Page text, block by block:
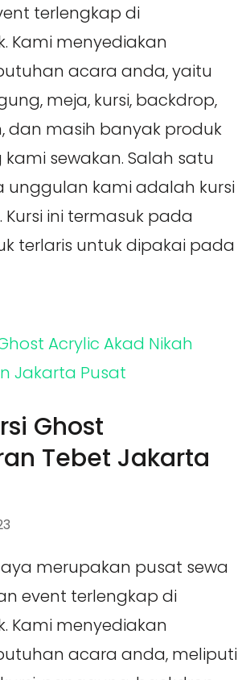
terlengkap di
Kami menyediakan
acara anda, yaitu
meja, kursi, backdrop,
dan masih banyak produk
sewakan. Salah satu
unggulan kami adalah kursi
ini termasuk pada
terlaris untuk dipakai pada
Ghost
Tebet Jakarta
merupakan pusat sewa
event terlengkap di
Kami menyediakan
acara anda, meliputi